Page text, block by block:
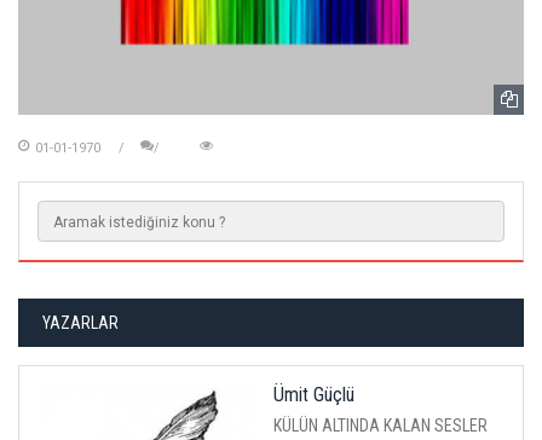
01-01-1970
YAZARLAR
Ümit Güçlü
KÜLÜN ALTINDA KALAN SESLER